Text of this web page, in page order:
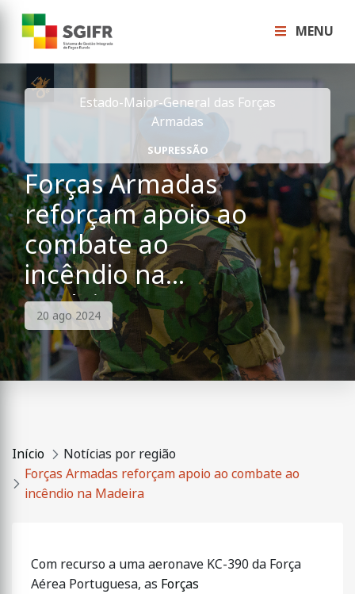
MENU
Estado-Maior-General das Forças
Armadas
SUPRESSÃO
Forças Armadas
reforçam apoio ao
combate ao
incêndio na
Madeira
20 ago 2024
Início
Notícias por região
Forças Armadas reforçam apoio ao combate ao
incêndio na Madeira
Com recurso a uma aeronave KC-390 da Força
Aérea Portuguesa, as Forças